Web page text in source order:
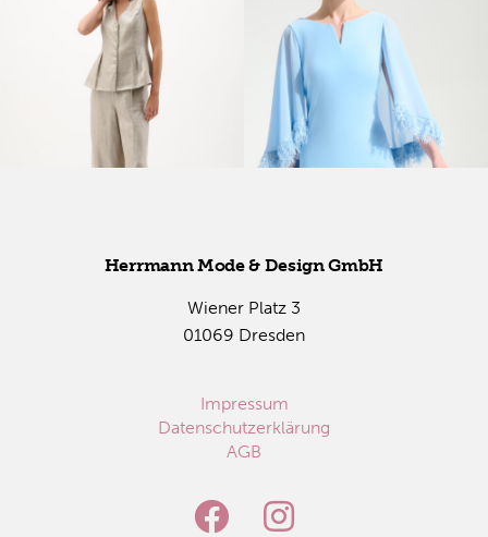
Herr­mann Mode & De­sign GmbH
Wie­ner Platz 3
01069 Dres­den
Impressum
Datenschutzerklärung
AGB